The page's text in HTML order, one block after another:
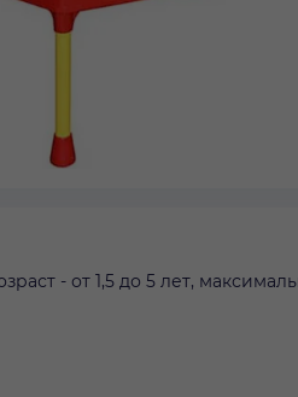
- от 1,5 до 5 лет,